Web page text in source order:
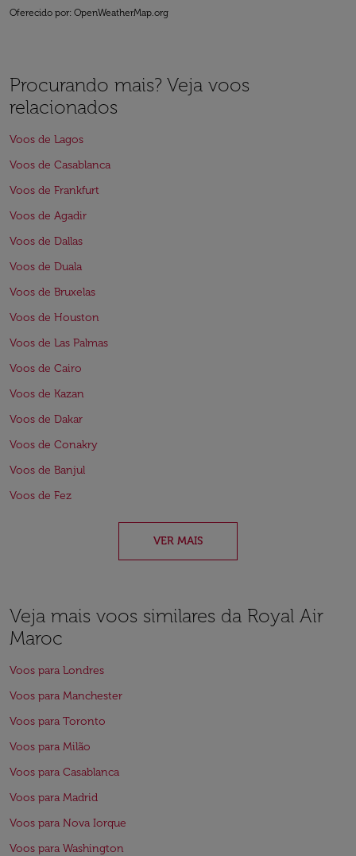
Oferecido por: OpenWeatherMap.org
Procurando mais? Veja voos
relacionados
Voos de Lagos
Voos de Casablanca
Voos de Frankfurt
Voos de Agadir
Voos de Dallas
Voos de Duala
Voos de Bruxelas
Voos de Houston
Voos de Las Palmas
Voos de Cairo
Voos de Kazan
Voos de Dakar
Voos de Conakry
Voos de Banjul
Voos de Fez
VER MAIS
Veja mais voos similares da Royal Air
Maroc
Voos para Londres
Voos para Manchester
Voos para Toronto
Voos para Milão
Voos para Casablanca
Voos para Madrid
Voos para Nova Iorque
Voos para Washington